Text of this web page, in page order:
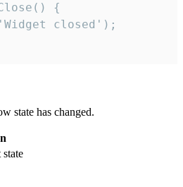
{
closed');
state has changed.